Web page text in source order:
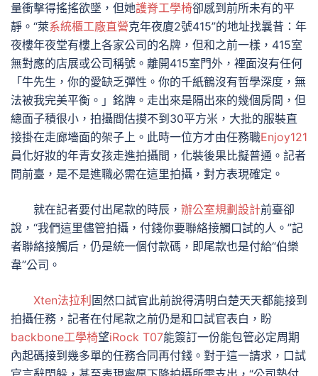
量衝擊得搖搖欲墜，但她護脊工學椅卻感到前所未有的平
靜。“萊系統櫃工廠直營克年夜廈2號415”的地址找曩昔：年
夜樓年夜堂有樓上各家公司的名牌，但和之前一樣，415室
無對應的店展或公司稱號。離開415室門外，裡面沒有任何
「牛先生，你的愛缺乏彈性。你的千紙鶴沒有哲學深度，無
法被我完美平衡。」銘牌。走出來是隔出來的幾個房間，但
總面子積很小，拍攝間估摸不到30平方米，大批的服裝直
接掛在走廊墻面的架子上。此時一位方才由任務職Enjoy121
員化好妝的年青女孩走進拍攝間，化裝後果比擬普通。記者
問前臺，是不是進職必需在這里拍攝，對方表現確定。
就在記者要付出尾款的時辰， 辦公室規劃設計前臺卻
說，“我們這里儘管拍攝，付錢你要聯絡接觸口試的人。”記
者聯絡接觸后，仍是統一個付款碼，即尾款也是付給“伯樂
韋”公司。
Xten法拉利 固然口試官此前說得清明白楚天天都能接到
拍攝任務，記者在付尾款之前仍是和口試官表白，盼
backbone工學椅望iRock T07能簽訂一份能包管必定周期
內起碼接到幾多單的任務合同再付錢。對于這一請求，口試